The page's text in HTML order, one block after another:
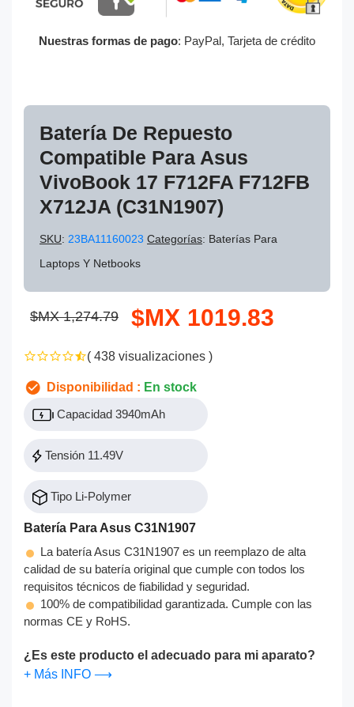
Nuestras formas de pago: PayPal, Tarjeta de crédito
Batería De Repuesto
Compatible Para Asus
VivoBook 17 F712FA F712FB
X712JA (C31N1907)
SKU: 23BA11160023 Categorías: Baterías Para
Laptops Y Netbooks
$MX 1,274.79 $MX 1019.83
( 438 visualizaciones )
Disponibilidad : En stock
Capacidad 3940mAh
Tensión 11.49V
Tipo Li-Polymer
Batería Para Asus C31N1907
La batería Asus C31N1907 es un reemplazo de alta
calidad de su batería original que cumple con todos los
requisitos técnicos de fiabilidad y seguridad.
100% de compatibilidad garantizada. Cumple con las
normas CE y RoHS.
¿Es este producto el adecuado para mi aparato?
+ Más INFO ⟶